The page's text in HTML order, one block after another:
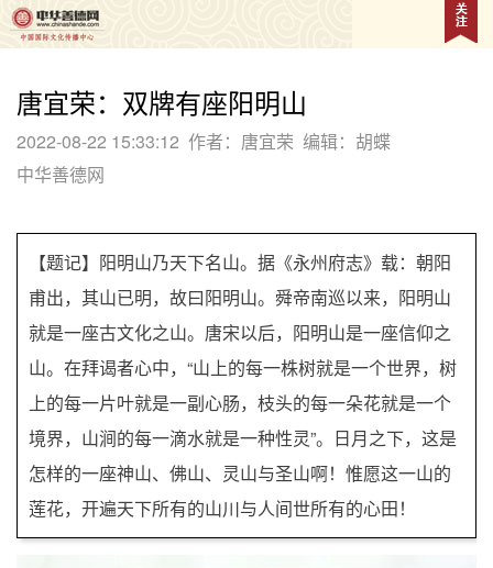
唐宜荣：双牌有座阳明山
2022-08-22 15:33:12 作者：唐宜荣 编辑：胡蝶
中华善德网
【题记】阳明山乃天下名山。据《永州府志》载：朝阳
甫出，其山已明，故曰阳明山。舜帝南巡以来，阳明山
就是一座古文化之山。唐宋以后，阳明山是一座信仰之
山。在拜谒者心中，“山上的每一株树就是一个世界，树
上的每一片叶就是一副心肠，枝头的每一朵花就是一个
境界，山涧的每一滴水就是一种性灵”。日月之下，这是
怎样的一座神山、佛山、灵山与圣山啊！惟愿这一山的
莲花，开遍天下所有的山川与人间世所有的心田！